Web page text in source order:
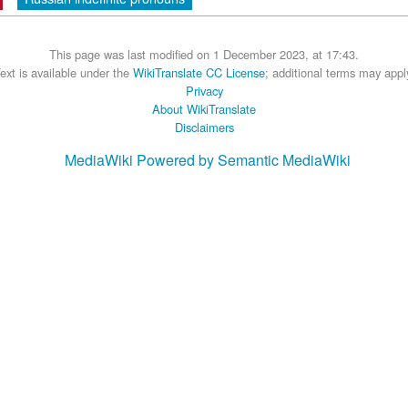
This page was last modified on 1 December 2023, at 17:43.
is available under the WikiTranslate CC License; additional terms may
Privacy
About WikiTranslate
Disclaimers
MediaWiki Powered by Semantic MediaWiki